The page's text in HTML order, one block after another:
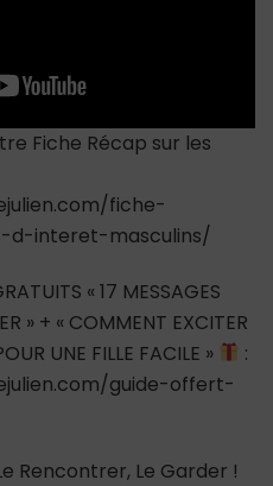
Fiche Récap sur les
fiche-
d-interet-masculins/
« 17 MESSAGES
» + « COMMENT EXCITER
UNE FILLE FACILE »
:
guide-offert-
Rencontrer, Le Garder !